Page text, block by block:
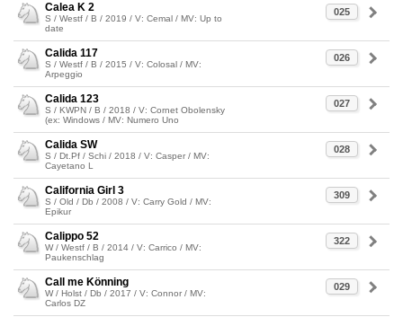
025
Calea K 2
S / Westf / B / 2019 / V: Cemal / MV: Up to
date
026
Calida 117
S / Westf / B / 2015 / V: Colosal / MV:
Arpeggio
027
Calida 123
S / KWPN / B / 2018 / V: Cornet Obolensky
(ex: Windows / MV: Numero Uno
028
Calida SW
S / Dt.Pf / Schi / 2018 / V: Casper / MV:
Cayetano L
309
California Girl 3
S / Old / Db / 2008 / V: Carry Gold / MV:
Epikur
322
Calippo 52
W / Westf / B / 2014 / V: Carrico / MV:
Paukenschlag
029
Call me Könning
W / Holst / Db / 2017 / V: Connor / MV:
Carlos DZ